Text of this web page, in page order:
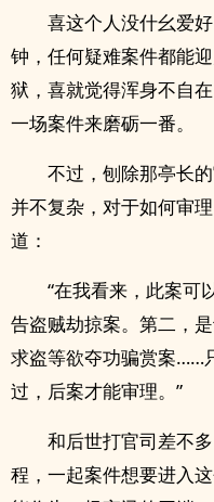
喜这个人没什幺爱
钟，任何疑难案件都能
狱，喜就觉得浑身不自
一场案件来磨砺一番。
不过，刨除那亭长
并不复杂，对于如何审
道：
“在我看来，此案可
告盗贼劫掠案。第二，
求盗等欲夺功骗赏案……
过，后案才能审理。”
和后世打官司差不
程，一起案件想要进入